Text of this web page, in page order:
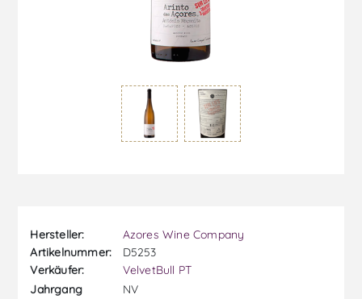
Hersteller:
Azores Wine Company
Artikelnummer:
D5253
Verkäufer:
VelvetBull PT
Jahrgang
NV